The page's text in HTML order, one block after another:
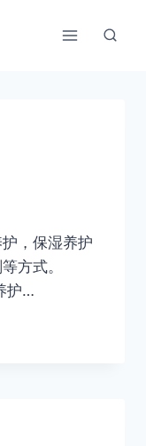
，保湿养护
方式。
…